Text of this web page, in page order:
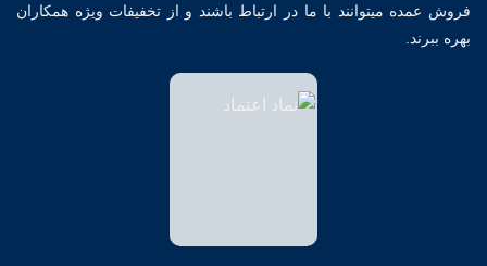
فروش عمده میتوانند با ما در ارتباط باشند و از تخفیفات ویژه همکاران
بهره ببرند.